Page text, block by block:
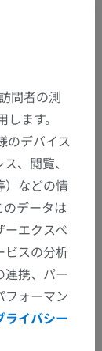
問者の測
ます。
のデバイス
、閲覧、
）などの情
データは
エクスペ
ビスの分析
連携、パー
フォーマン
ライバシー